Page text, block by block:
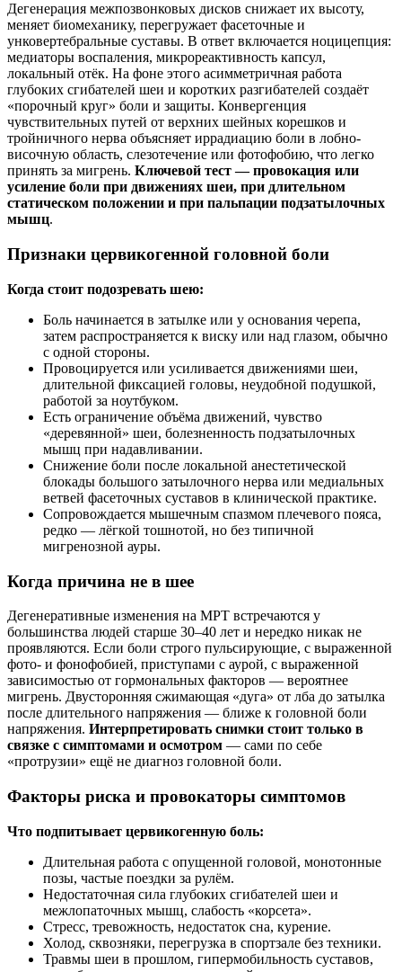
Дегенерация межпозвонковых дисков снижает их высоту,
меняет биомеханику, перегружает фасеточные и
унковертебральные суставы. В ответ включается ноцицепция:
медиаторы воспаления, микрореактивность капсул,
локальный отёк. На фоне этого асимметричная работа
глубоких сгибателей шеи и коротких разгибателей создаёт
«порочный круг» боли и защиты. Конвергенция
чувствительных путей от верхних шейных корешков и
тройничного нерва объясняет иррадиацию боли в лобно-
височную область, слезотечение или фотофобию, что легко
принять за мигрень. Ключевой тест — провокация или
усиление боли при движениях шеи, при длительном
статическом положении и при пальпации подзатылочных
мышц.
Признаки цервикогенной головной боли
Когда стоит подозревать шею:
Боль начинается в затылке или у основания черепа,
затем распространяется к виску или над глазом, обычно
с одной стороны.
Провоцируется или усиливается движениями шеи,
длительной фиксацией головы, неудобной подушкой,
работой за ноутбуком.
Есть ограничение объёма движений, чувство
«деревянной» шеи, болезненность подзатылочных
мышц при надавливании.
Снижение боли после локальной анестетической
блокады большого затылочного нерва или медиальных
ветвей фасеточных суставов в клинической практике.
Сопровождается мышечным спазмом плечевого пояса,
редко — лёгкой тошнотой, но без типичной
мигренозной ауры.
Когда причина не в шее
Дегенеративные изменения на МРТ встречаются у
большинства людей старше 30–40 лет и нередко никак не
проявляются. Если боли строго пульсирующие, с выраженной
фото- и фонофобией, приступами с аурой, с выраженной
зависимостью от гормональных факторов — вероятнее
мигрень. Двусторонняя сжимающая «дуга» от лба до затылка
после длительного напряжения — ближе к головной боли
напряжения. Интерпретировать снимки стоит только в
связке с симптомами и осмотром — сами по себе
«протрузии» ещё не диагноз головной боли.
Факторы риска и провокаторы симптомов
Что подпитывает цервикогенную боль:
Длительная работа с опущенной головой, монотонные
позы, частые поездки за рулём.
Недостаточная сила глубоких сгибателей шеи и
межлопаточных мышц, слабость «корсета».
Стресс, тревожность, недостаток сна, курение.
Холод, сквозняки, перегрузка в спортзале без техники.
Травмы шеи в прошлом, гипермобильность суставов,